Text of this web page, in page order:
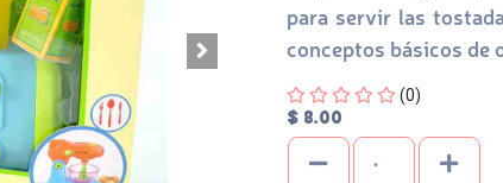
para servir las
conceptos básicos de
Four out of Five Stars
(0)
$ 8.00